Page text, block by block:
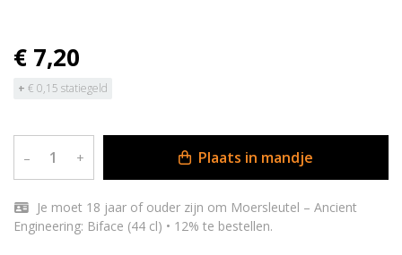
€ 7,20
+ € 0,15 statiegeld
– + Plaats in mandje
Engineering: Biface (44 cl) • 12% te bestellen.